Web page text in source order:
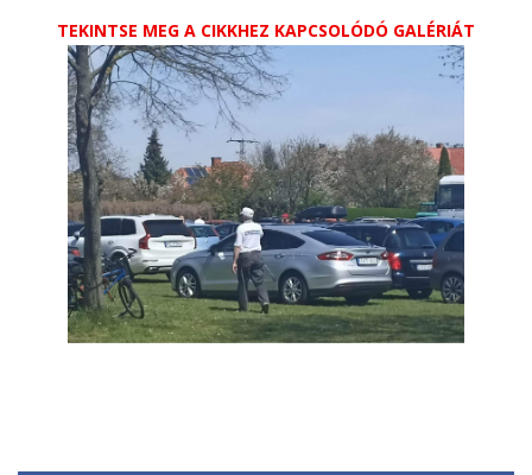
TEKINTSE MEG A CIKKHEZ KAPCSOLÓDÓ GALÉRIÁT